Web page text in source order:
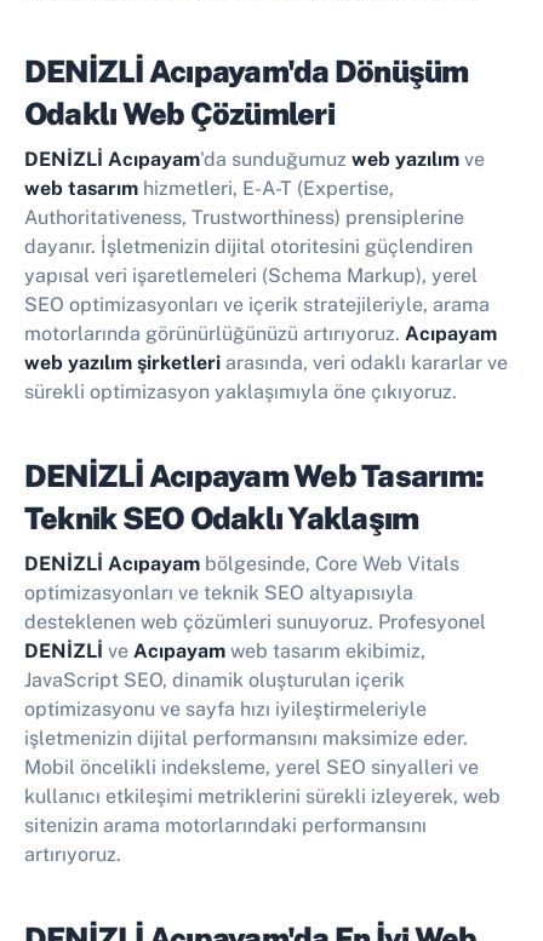
DENİZLİ Acıpayam'da Dönüşüm
Odaklı Web Çözümleri
DENİZLİ Acıpayam'da sunduğumuz web yazılım ve
web tasarım hizmetleri, E-A-T (Expertise,
Authoritativeness, Trustworthiness) prensiplerine
dayanır. İşletmenizin dijital otoritesini güçlendiren
yapısal veri işaretlemeleri (Schema Markup), yerel
SEO optimizasyonları ve içerik stratejileriyle, arama
motorlarında görünürlüğünüzü artırıyoruz. Acıpayam
web yazılım şirketleri arasında, veri odaklı kararlar ve
sürekli optimizasyon yaklaşımıyla öne çıkıyoruz.
DENİZLİ Acıpayam Web Tasarım:
Teknik SEO Odaklı Yaklaşım
DENİZLİ Acıpayam bölgesinde, Core Web Vitals
optimizasyonları ve teknik SEO altyapısıyla
desteklenen web çözümleri sunuyoruz. Profesyonel
DENİZLİ ve Acıpayam web tasarım ekibimiz,
JavaScript SEO, dinamik oluşturulan içerik
optimizasyonu ve sayfa hızı iyileştirmeleriyle
işletmenizin dijital performansını maksimize eder.
Mobil öncelikli indeksleme, yerel SEO sinyalleri ve
kullanıcı etkileşimi metriklerini sürekli izleyerek, web
sitenizin arama motorlarındaki performansını
artırıyoruz.